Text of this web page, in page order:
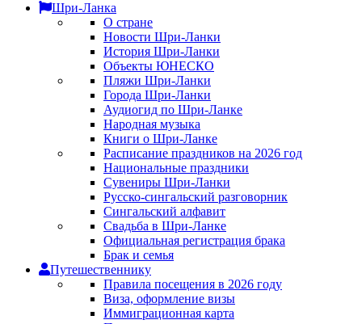
Шри-Ланка
О стране
Новости Шри-Ланки
История Шри-Ланки
Объекты ЮНЕСКО
Пляжи Шри-Ланки
Города Шри-Ланки
Аудиогид по Шри-Ланке
Народная музыка
Книги о Шри-Ланке
Расписание праздников на 2026 год
Национальные праздники
Сувениры Шри-Ланки
Русско-сингальский разговорник
Сингальский алфавит
Свадьба в Шри-Ланке
Официальная регистрация брака
Брак и семья
Путешественнику
Правила посещения в 2026 году
Виза, оформление визы
Иммиграционная карта